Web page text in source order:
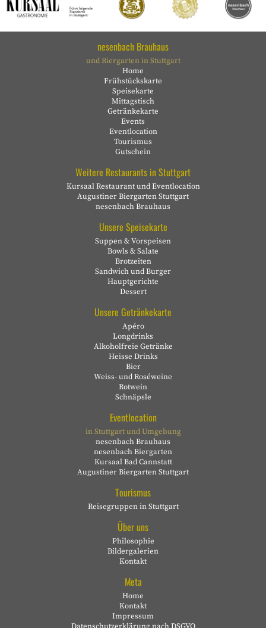
nesenbach Brauhaus
und Biergarten in Stuttgart
Home
Frühstückskarte
Speisekarte
Mittagstisch
Getränkekarte
Events
Eventlocation
Tourismus
Gutschein
Weitere Restaurants in Stuttgart
Kursaal Restaurant und Eventlocation
Augustiner Biergarten Stuttgart
nesenbach Brauhaus
Unsere Speisekarte
Suppen & Vorspeisen
Bowls & Salate
Brotzeiten
Sandwich und Burger
Hauptgerichte
Dessert
Unsere Getränkekarte
Apéro
Longdrinks
Alkoholfreie Getränke
Heisse Drinks
Bier
Weiss- und Roséweine
Rotwein
Schnäpsle
Eventlocation
in Stuttgart und Umgebung
nesenbach Brauhaus
nesenbach Biergarten
Kursaal Bad Cannstatt
Augustiner Biergarten Stuttgart
Tourismus
Reisegruppen in Stuttgart
Über uns
Philosophie
Bildergalerien
Kontakt
Meta
Home
Kontakt
Impressum
Datenschutzerklärung nach DSGVO